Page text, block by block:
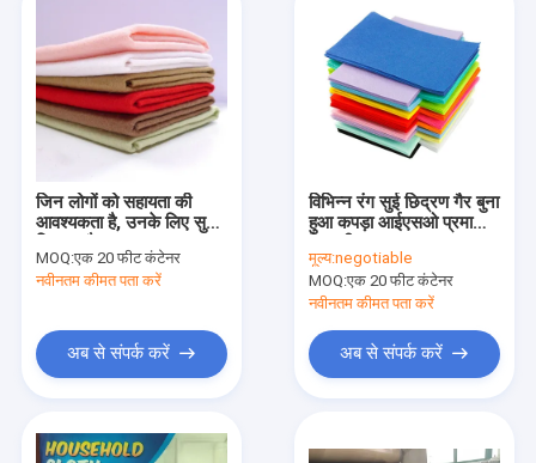
वयस्क गीले पोंछे
मेकअप रिमूवर वाइप्स
पालतू सफाई पोंछे
निस्संक्रामक गीले पोंछे
गीले धो दस्ताने
डिस्पोजेबल ड्राई वाइप्स
जिन लोगों को सहायता की
आवश्यकता है, उनके लिए सुई
कंबल
MOQ:एक 20 फीट कंटेनर
नवीनतम कीमत पता करें
अब से संपर्क करें
विभिन्न रंग सुई छिद्रण गैर बुना
हुआ कपड़ा आईएसओ प्रमाणित
मूल्य:negotiable
MOQ:एक 20 फीट कंटेनर
नवीनतम कीमत पता करें
अब से संपर्क करें